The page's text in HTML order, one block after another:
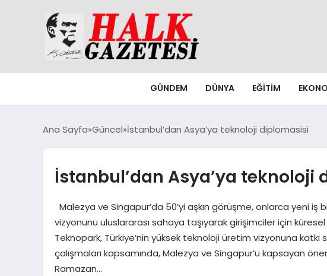
GÜNDEM DÜNYA EĞITIM
Ana Sayfa Güncel İstanbul’dan Asya’ya teknoloji diplomasisi
İstanbul’dan Asya’ya teknoloji
Malezya ve Singapur’da 50’yi aşkın görüşme, onlarca yeni iş
vizyonunu uluslararası sahaya taşıyarak girişimciler için küresel
Teknopark, Türkiye’nin yüksek teknoloji üretim vizyonuna
çalışmaları kapsamında, Malezya ve Singapur’u kapsayan
Ramazan…